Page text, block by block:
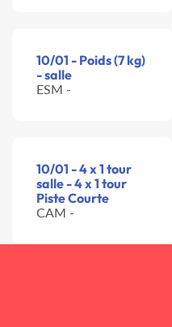
10/01 - Poids (7 kg)
- salle
ESM -
10/01 - 4 x 1 tour
salle - 4 x 1 tour
Piste Courte
CAM -